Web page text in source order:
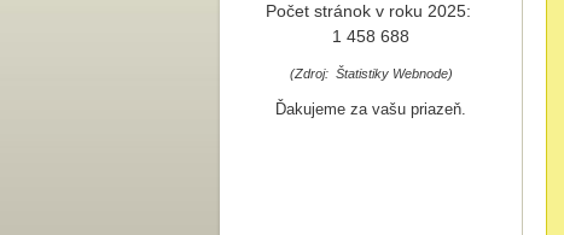
Počet stránok v roku 2025:
1 458 688
(Zdroj: Štatistiky Webnode)
Ďakujeme za vašu priazeň.